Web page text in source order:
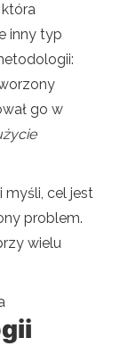
inny typ
go w
myśli, cel jest
problem.
wielu